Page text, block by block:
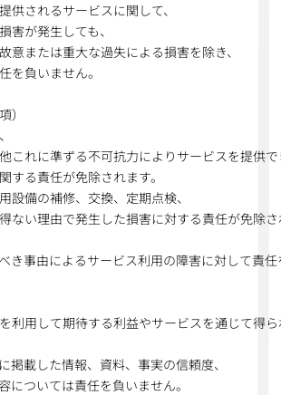
供されるサービスに関して、
害が発生しても、
意または重大な過失による損害を除き、
を負いません。
）
これに準ずる不可抗力によりサービスを提供
する責任が免除されます。
設備の補修、交換、定期点検、
ない理由で発生した損害に対する責任が免除
き事由によるサービス利用の障害に対して責
利用して期待する利益やサービスを通じて得
掲載した情報、資料、事実の信頼度、
については責任を負いません。